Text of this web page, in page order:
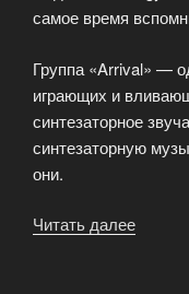
самое время
Группа «Arrival» —
играющих и
синтезаторное
синтезаторную
они.
Читать далее